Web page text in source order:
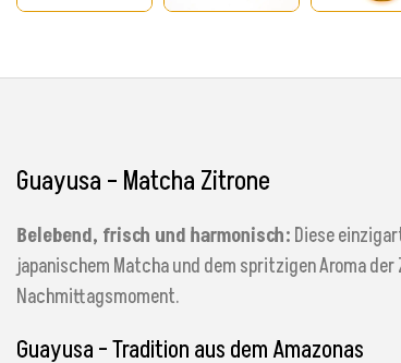
Guayusa – Matcha Zitrone
Belebend, frisch und harmonisch: Diese
japanischem Matcha und dem spritzigen Aroma
Nachmittagsmoment.
Guayusa – Tradition aus dem Amazonas